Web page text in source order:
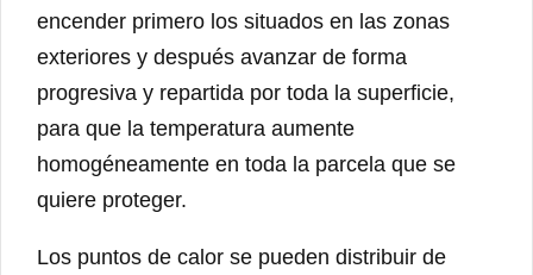
encender primero los situados en las zonas
exteriores y después avanzar de forma
progresiva y repartida por toda la superficie,
para que la temperatura aumente
homogéneamente en toda la parcela que se
quiere proteger.
Los puntos de calor se pueden distribuir de